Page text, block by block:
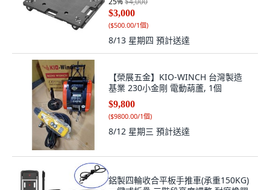
$3,000
($500.00/1個)
8/13 星期四 預計送達
【榮展五金】KIO-WINCH 台灣製造
基業 230小金剛 電動葫蘆, 1個
$9,800
($9800.00/1個)
8/12 星期三 預計送達
鋁製四輪收合平板手推車(承重150KG)